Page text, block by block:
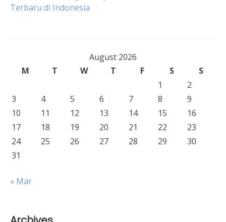
navigation
Terbaru di Indonesia
August 2026
M
T W T F S
S
1
2
3
4 5 6 7 8
9
10
11 12 13 14 15
16
17
18 19 20 21 22
23
24
25 26 27 28 29
30
31
« Mar